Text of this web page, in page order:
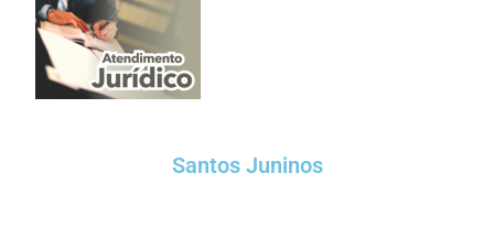
Santos Juninos